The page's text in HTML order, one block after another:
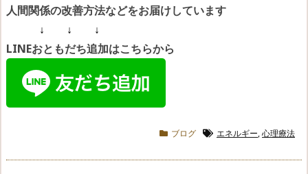
人間関係の改善方法などをお届けしています
↓ ↓ ↓
LINEおともだち追加はこちらから
ブログ エネルギー,心理療法